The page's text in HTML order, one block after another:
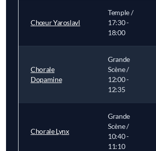
Chœur Yaroslavl
Temple /
17:30 -
18:00
Chorale
Dopamine
Grande
Scène /
12:00 -
12:35
Chorale Lynx
Grande
Scène /
10:40 -
11:10